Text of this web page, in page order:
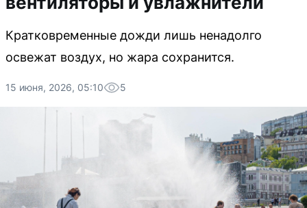
Кратковременные дожди лишь ненадолго
освежат воздух, но жара сохранится.
15 июня, 2026, 05:10 5